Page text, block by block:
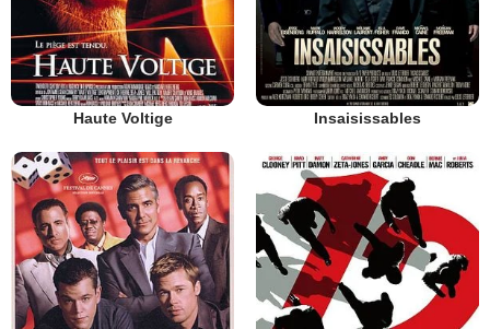
Haute Voltige Insaisissables